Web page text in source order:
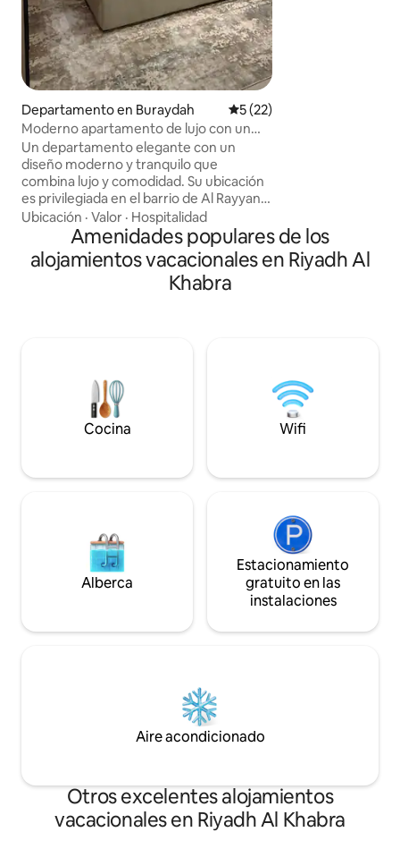
Departamento en Buraydah Calificación promedio: 5 de
5 (22)
Moderno apartamento de lujo con un
diseño elegante y una ubicación muy
privilegiada.
Un departamento elegante con un
diseño moderno y tranquilo que
combina lujo y comodidad. Su ubicación
es privilegiada en el barrio de Al Rayyan,
al norte, en Omar bin Al Khattab Road,
en Buraidah, cerca de la mayoría de los
servicios, restaurantes y cafeterías, y
con fácil acceso a cualquier destino de la
comodidad psicológica desde el primer
momento en que entras. Ventajas •
Diseño moderno, lujoso y ordenado •
Internet de alta velocidad. • Televisores
Suscripciones (Netflix, Shahid, Ocho) . 🔐
Ubicación · Valor · Hospitalidad
Amenidades populares de los
alojamientos vacacionales en Riyadh Al
Khabra
Cocina Wifi
Alberca
Estacionamiento
gratuito en las
instalaciones
Aire acondicionado
Otros excelentes alojamientos
vacacionales en Riyadh Al Khabra